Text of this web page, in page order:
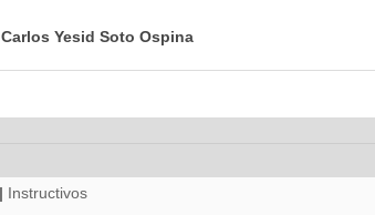
Carlos Yesid Soto Ospina
| Instructivos